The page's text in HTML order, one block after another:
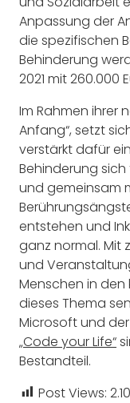
Anpassung der
die spezifischen
Behinderung
2021 mit 260.000
Im Rahmen ihrer
Anfang“, setzt
verstärkt dafür
Behinderung
und gemeinsam
entstehen und
ganz normal. Mit
und
Menschen in
dieses Thema
Microsoft und
„Code your Life“
Bestandteil.
Post Views: